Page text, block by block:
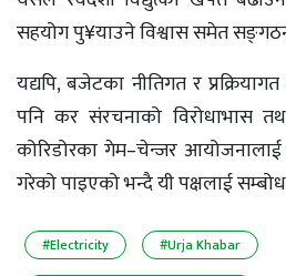
सहयोग पु¥याउने विश्वास समेत
यद्यपि, बजेटका नीतिगत र
पनि कर संरचनाको विरोधाभास
कोरिडोरका गेम–चेन्जर
गरेको पाइएको भन्दै यी पक्षलाई
#Electricity
#Urja Khabar